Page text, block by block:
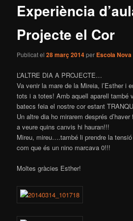
Experiència
Projecte el Cor
Publicat el28 març 2014per Escola Nova
L’ALTRE DIA A PROJECTE…
Va venir la mare de la Mireia, l’Esther i
tots i a totes! Amb aquell aparell també
batecs feia el nostre cor estant
Un altre dia ho mirarem després
a veure quins canvis hi hauran!!!
Mireu, mireu….també li prendre la
com que és un nino marcava 0!!!
Moltes gràcies Esther!